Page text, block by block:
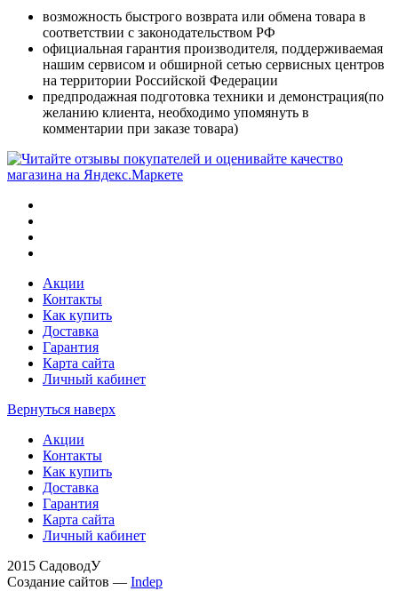
возможность быстрого возврата или обмена товара в
соответствии с законодательством РФ
официальная гарантия производителя, поддерживаемая
нашим сервисом и обширной сетью сервисных центров
на территории Российской Федерации
предпродажная подготовка техники и демонстрация(по
желанию клиента, необходимо упомянуть в
комментарии при заказе товара)
Акции
Контакты
Как купить
Доставка
Гарантия
Карта сайта
Личный кабинет
Вернуться наверх
Акции
Контакты
Как купить
Доставка
Гарантия
Карта сайта
Личный кабинет
2015 СадоводУ
Создание сайтов — Indep